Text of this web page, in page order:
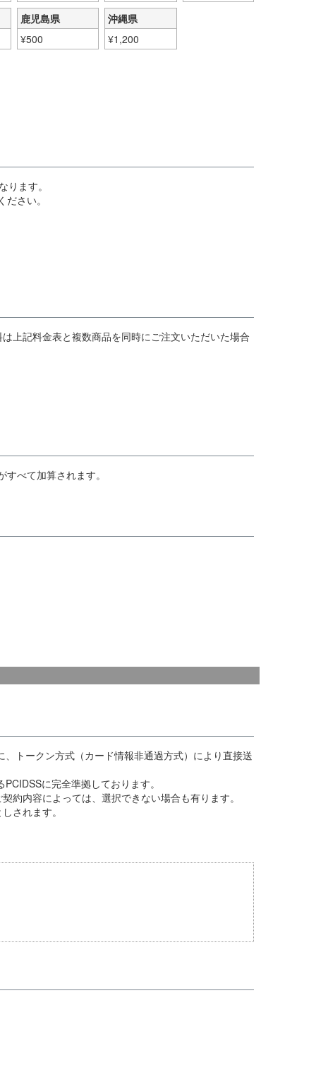
鹿児島県
¥500
沖縄県
¥1,200
ます。
さい。
上記料金表と複数商品を同時にご注文いただいた場合
べて加算されます。
トークン方式（カード情報非通過方式）により直接送
に完全準拠しております。
約内容によっては、選択できない場合も有ります。
されます。